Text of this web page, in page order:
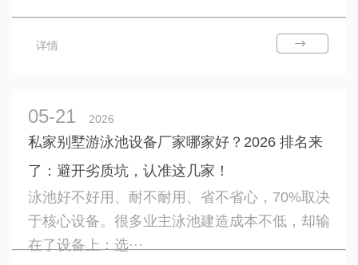
详情
05-21 2026
私家别墅游泳池设备厂家哪家好？2026 排名来
了：避开劣质坑，认准这几家！
泳池好不好用、耐不耐用、省不省心，70%取决
于核心设备。很多业主泳池建造成本不低，却输
在了设备上：选···